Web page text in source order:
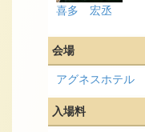
喜多 宏丞
会場
アグネスホテル
入場料